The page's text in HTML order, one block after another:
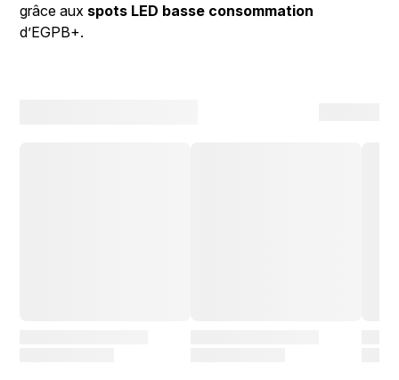
grâce aux spots LED basse consommation
d’EGPB+.